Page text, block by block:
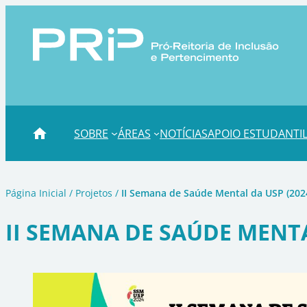
conteúdo
SOBRE ÁREAS NOTÍCIASAPOIO ESTUDANTIL
Página Inicial / Projetos / II Semana de Saúde Mental da USP
II SEMANA DE SAÚDE